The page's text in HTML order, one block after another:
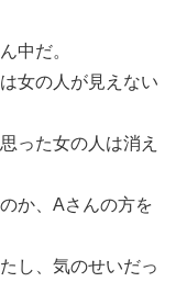
中だ。
女の人が見えない
った女の人は消え
か、Aさんの方を
し、気のせいだっ